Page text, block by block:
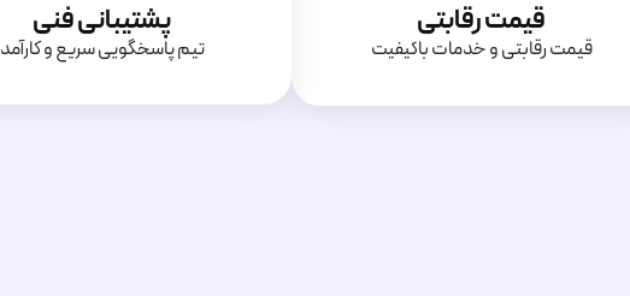
قیمت رقابتی
قیمت‌ رقابتی و خدمات باکیفیت
پشتیبانی فنی
تیم پاسخگویی سریع و کارآمد